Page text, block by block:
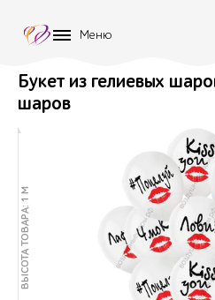
Меню
Букет из гелиевых
шаров
ВЫСОТА ТОВАРА: 1 М